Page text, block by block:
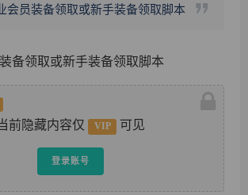
会员装备领取或新手装备领取脚本
备领取或新手装备领取脚本
前隐藏内容仅 VIP 可见
登录账号